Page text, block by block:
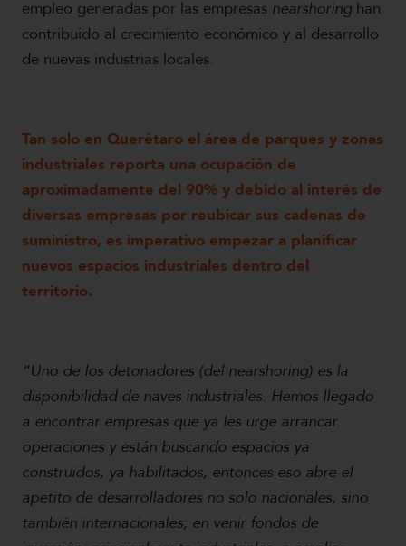
empleo generadas por las empresas nearshoring han
contribuido al crecimiento económico y al desarrollo
de nuevas industrias locales.
Tan solo en Querétaro el área de parques y zonas
industriales reporta una ocupación de
aproximadamente del 90% y debido al interés de
diversas empresas por reubicar sus cadenas de
suministro, es imperativo empezar a planificar
nuevos espacios industriales dentro del
territorio.
“Uno de los detonadores (del nearshoring) es la
disponibilidad de naves industriales. Hemos llegado
a encontrar empresas que ya les urge arrancar
operaciones y están buscando espacios ya
construidos, ya habilitados, entonces eso abre el
apetito de desarrolladores no solo nacionales, sino
también internacionales; en venir fondos de